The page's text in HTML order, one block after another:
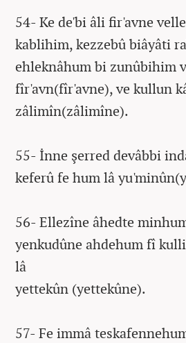
54- Ke de'bi âli fir'avne
kablihim, kezzebû biâyâti
ehleknâhum bi zunûbihim
fîr'avn(fîr'avne), ve kullun
zâlimîn(zâlimîne).
55- İnne şerred devâbbi
keferû fe hum lâ
56- Ellezîne âhedte
yenkudûne ahdehum fî
lâ
yettekûn (yettekûne).
57- Fe immâ